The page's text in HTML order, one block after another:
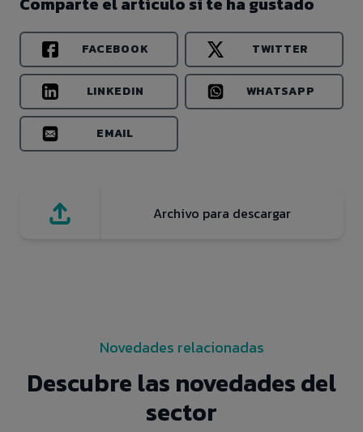
FACEBOOK TWITTER
LINKEDIN WHATSAPP
EMAIL
Archivo para descargar
Novedades relacionadas
Descubre las novedades del
sector